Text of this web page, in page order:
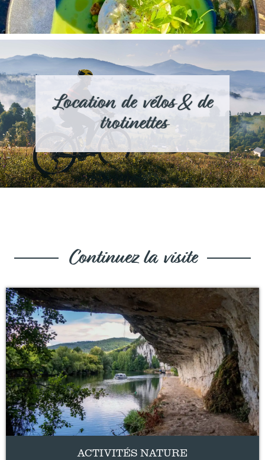
Location de vélos & de
trotinettes
Continuez la visite
ACTIVITÉS NATURE